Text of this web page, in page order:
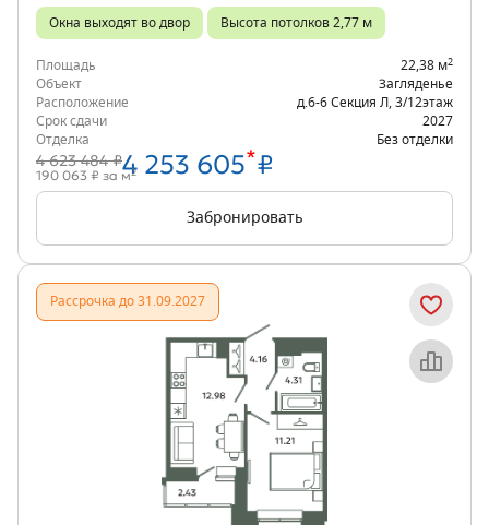
Окна выходят во двор Высота потолков 2,77 м
Площадь 22,38 м2
Объект
Загляденье
Расположение
д.6-6 Секция Л 3/12этаж
Срок сдачи
2027
Отделка
Без отделки
4 623 484 ₽4 253 605*₽
190 063 ₽ за м2
Забронировать
Рассрочка до 31.09.2027
Объект месяца